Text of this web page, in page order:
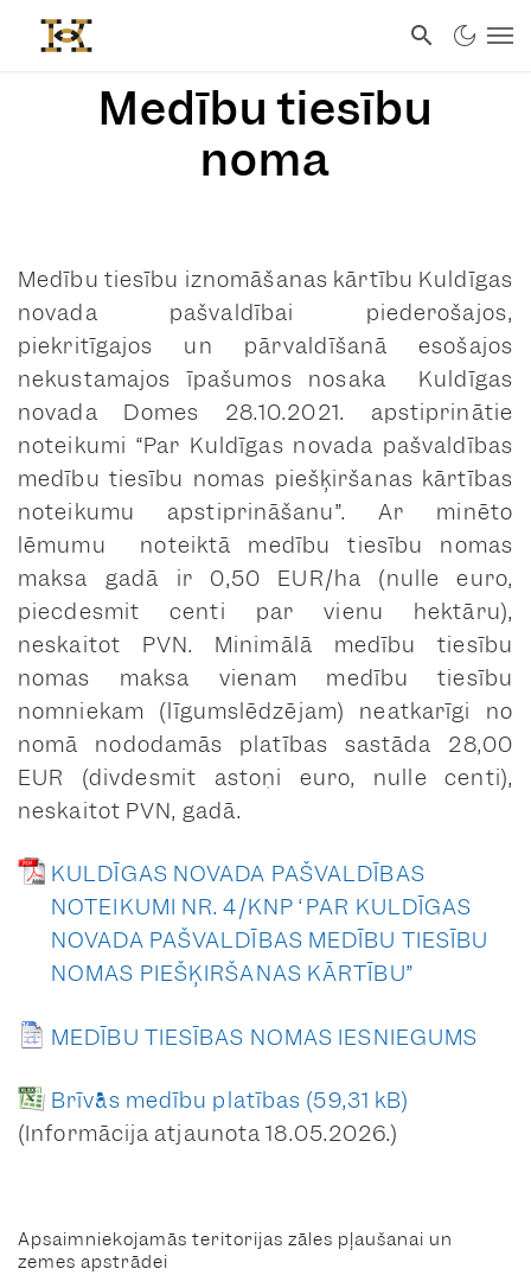
Medību tiesību
noma
Medību tiesību iznomāšanas kārtību Kuldīgas
novada pašvaldībai piederošajos,
piekritīgajos un pārvaldīšanā esošajos
nekustamajos īpašumos nosaka Kuldīgas
novada Domes 28.10.2021. apstiprinātie
noteikumi “Par Kuldīgas novada pašvaldības
medību tiesību nomas piešķiršanas kārtības
noteikumu apstiprināšanu”. Ar minēto
lēmumu noteiktā medību tiesību nomas
maksa gadā ir 0,50 EUR/ha (nulle euro,
piecdesmit centi par vienu hektāru),
neskaitot PVN. Minimālā medību tiesību
nomas maksa vienam medību tiesību
nomniekam (līgumslēdzējam) neatkarīgi no
nomā nododamās platības sastāda 28,00
EUR (divdesmit astoņi euro, nulle centi),
neskaitot PVN, gadā.
KULDĪGAS NOVADA PAŠVALDĪBAS
NOTEIKUMI NR. 4/KNP “PAR KULDĪGAS
NOVADA PAŠVALDĪBAS MEDĪBU TIESĪBU
NOMAS PIEŠĶIRŠANAS KĀRTĪBU”
MEDĪBU TIESĪBAS NOMAS IESNIEGUMS
Brīvās medību platības
(Informācija atjaunota 18.05.2026.)
Apsaimniekojamās teritorijas zāles pļaušanai un
zemes apstrādei